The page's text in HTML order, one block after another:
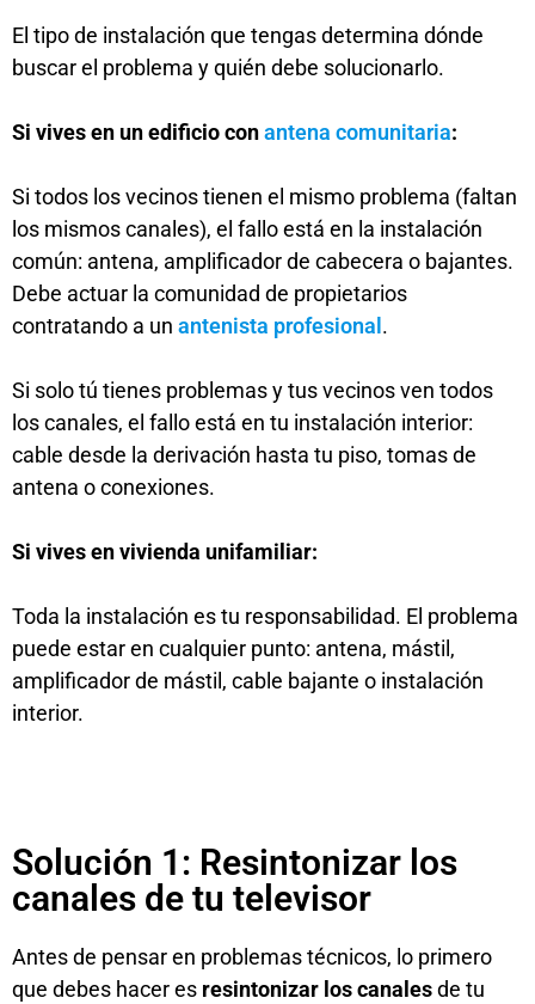
El tipo de instalación que tengas determina dónde
buscar el problema y quién debe solucionarlo.
Si vives en un edificio conantena comunitaria:
Si todos los vecinos tienen el mismo problema (faltan
los mismos canales), el fallo está en la instalación
común: antena, amplificador de cabecera o bajantes.
Debe actuar la comunidad de propietarios
contratando a un antenista profesional .
Si solo tú tienes problemas y tus vecinos ven todos
los canales, el fallo está en tu instalación interior:
cable desde la derivación hasta tu piso, tomas de
antena o conexiones.
Si vives en vivienda unifamiliar:
Toda la instalación es tu responsabilidad. El problema
puede estar en cualquier punto: antena, mástil,
amplificador de mástil, cable bajante o instalación
interior.
Solución 1: Resintonizar los
canales de tu televisor
Antes de pensar en problemas técnicos, lo primero
que debes hacer es resintonizar los canalesde tu